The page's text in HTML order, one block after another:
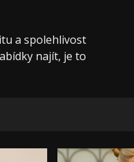
a spolehlivost
najít, je to